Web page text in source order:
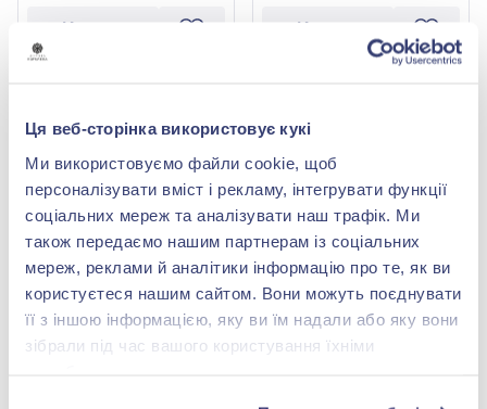
Ця веб-сторінка використовує кукі
Ми використовуємо файли cookie, щоб
персоналізувати вміст і рекламу, інтегрувати функції
соціальних мереж та аналізувати наш трафік. Ми
також передаємо нашим партнерам із соціальних
мереж, реклами й аналітики інформацію про те, як ви
користуєтеся нашим сайтом. Вони можуть поєднувати
її з іншою інформацією, яку ви їм надали або яку вони
зібрали під час вашого користування їхніми
Купити Купити
Підвіска з білого золота
585° з діамантом 0,17ct,
арт. 705-947
112 148,00 грн
Підвіска з білого золота
585° з діамантом 0,1ct,